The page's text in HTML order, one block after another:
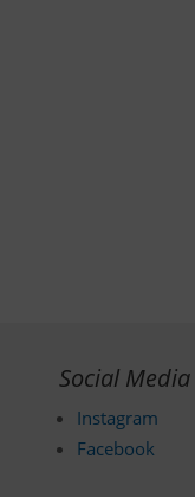
Social Media
Instagram
Facebook